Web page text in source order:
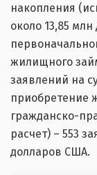
накопления
около 13,85
жилищного
заявлений на
приобретение
гражданско-
расчет) – 553
долларов США.